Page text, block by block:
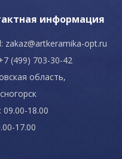
информация
zakaz@artkeramika-opt.ru
(499) 703-30-42
область,
09.00-18.00
17.00